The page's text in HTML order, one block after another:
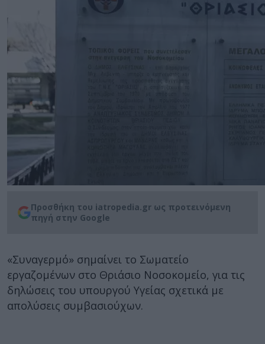
Προσθήκη του iatropedia.gr ως προτεινόμενη
πηγή στην Google
«Συναγερμό» σημαίνει το Σωματείο
εργαζομένων στο Θριάσιο Νοσοκομείο, για τις
δηλώσεις του υπουργού Υγείας σχετικά με
απολύσεις συμβασιούχων.